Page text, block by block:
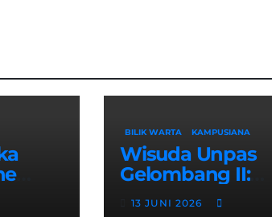
BILIK WARTA KAMPUSIANA
Wisuda Unpas
Gelombang II:
Rektor Tekankan
13 JUNI 2026